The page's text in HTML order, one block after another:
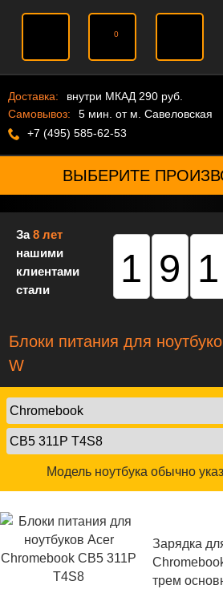
0
Доставка:
внутри МКАД 290 руб.
Самовывоз:
5 мин. от м. Савеловская
+7 (495) 585-62-53
ВЫБЕРИТЕ
За8 лет
нашими
клиентами
стали
Блоки питания для
W
Модель ноутбука обычно
Зарядка
трем